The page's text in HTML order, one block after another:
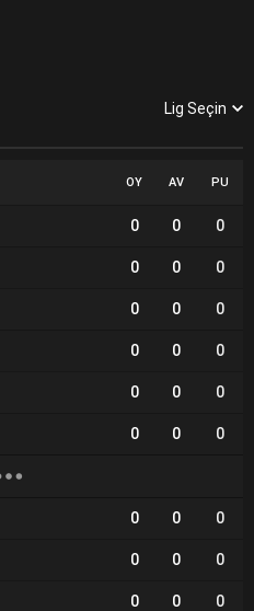
Lig Seçin
OY AV PU
0 0 0
0 0 0
0 0 0
0 0 0
0 0 0
0 0 0
0 0 0
0 0 0
0 0
0